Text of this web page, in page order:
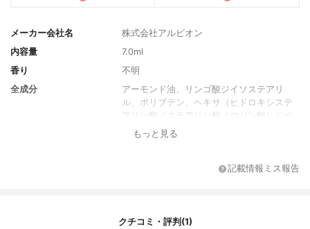
メーカー会社名
株式会社アルビオン
内容量
7.0ml
香り
不明
全成分
アーモンド油、リンゴ酸ジイソステアリ
ル、ポリブテン、ヘキサ（ヒドロキシステ
アリン酸／ステアリン酸／ロジン酸）ジペ
ンタエリスリチル、オリーブ果実油、オレ
ンジラフィー油、シア脂、トコフェロー
オリーブ脂肪酸エチル、スクワラン、ヤシ
もっと見る
記載情報ミス報告
クチコミ・評判(1)